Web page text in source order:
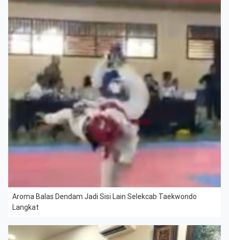
Aroma Balas Dendam Jadi Sisi Lain Selekcab Taekwondo
Langkat